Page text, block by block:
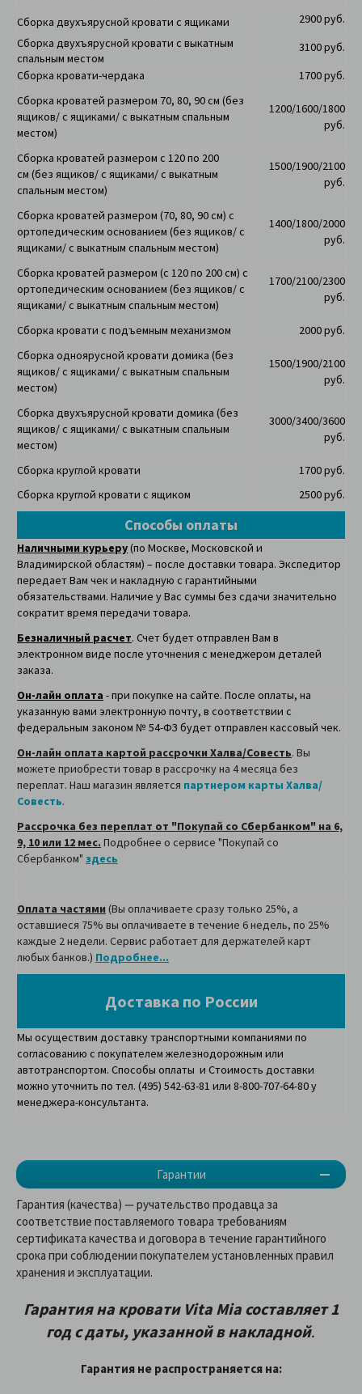
Гарантии
Сборка двухъярусной кровати с ящиками
2900 руб.
Сборка двухъярусной кровати с выкатным
спальным местом
3100 руб.
Сборка кровати-чердака
1700 руб.
Сборка кроватей размером 70, 80, 90 см (без
ящиков/ с ящиками/ с выкатным спальным
местом)
1200/1600/1800
руб.
Сборка кроватей размером с 120 по 200
см (без ящиков/ с ящиками/ с выкатным
спальным местом)
1500/1900/2100
руб.
Сборка кроватей размером (70, 80, 90 см) с
ортопедическим основанием (без ящиков/ с
ящиками/ с выкатным спальным местом)
1400/1800/2000
руб.
Сборка кроватей размером (с 120 по 200 см) с
ортопедическим основанием (без ящиков/ с
ящиками/ с выкатным спальным местом)
1700/2100/2300
руб.
Сборка кровати с подъемным механизмом
2000 руб.
Сборка одноярусной кровати домика (без
ящиков/ с ящиками/ с выкатным спальным
местом)
1500/1900/2100
руб.
Сборка двухъярусной кровати домика (без
ящиков/ с ящиками/ с выкатным спальным
местом)
3000/3400/3600
руб.
Сборка круглой кровати
Сборка круглой кровати с ящиком
1700 руб.
2500 руб.
Способы оплаты
Наличными курьеру(по Москве, Московской и
Владимирской областям) – после доставки товара. Экспедитор
передает Вам чек и накладную с гарантийными
обязательствами. Наличие у Вас суммы без сдачи значительно
сократит время передачи товара.
Безналичный расчет. Счет будет отправлен Вам в
электронном виде после уточнения с менеджером деталей
заказа.
Он-лайн оплата - при покупке на сайте. После оплаты, на
указанную вами электронную почту, в соответствии с
федеральным законом № 54-ФЗ будет отправлен кассовый чек.
Он-лайн оплата картой рассрочки Халва/Совесть. Вы
можете приобрести товар в рассрочку на 4 месяца без
переплат. Наш магазин является партнером карты Халва/
Совесть.
Рассрочка без переплат от "Покупай со Сбербанком" на 6,
9, 10 или 12 мес. Подробнее о сервисе "Покупай со
Сбербанком" здесь
Оплата частями (Вы оплачиваете сразу только 25%, а
оставшиеся 75% вы оплачиваете в течение 6 недель, по 25%
каждые 2 недели. Сервис работает для держателей карт
любых банков.) Подробнее...
Доставка по России
Мы осуществим доставку транспортными компаниями по
согласованию с покупателем железнодорожным или
автотранспортом. Способы оплаты и Стоимость доставки
можно уточнить по тел. (495) 542-63-81 или 8-800-707-64-80 у
менеджера-консультанта.
Гарантия (качества) — ручательство продавца за
соответствие поставляемого товара требованиям
сертификата качества и договора в течение гарантийного
срока при соблюдении покупателем установленных правил
хранения и эксплуатации.
Гарантия на кровати Vita Mia составляет 1
год с даты, указанной в накладной.
Гарантия не распространяется на: